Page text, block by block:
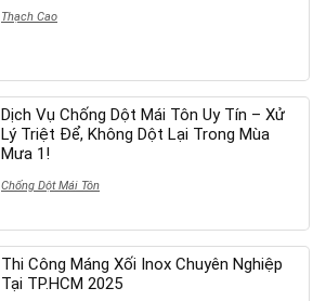
Thạch Cao
Dịch Vụ Chống Dột Mái Tôn Uy Tín – Xử
Lý Triệt Để, Không Dột Lại Trong Mùa
Mưa 1!
Chống Dột Mái Tôn
Thi Công Máng Xối Inox Chuyên Nghiệp
Tại TP.HCM 2025